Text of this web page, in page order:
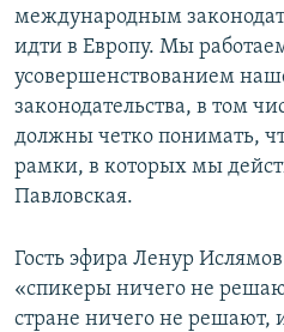
международным
идти в Европу. Мы
усовершенствованием
законодательства, в том
должны четко понимать,
рамки, в которых мы
Павловская.
Гость эфира Ленур
«спикеры ничего не
стране ничего не решают,